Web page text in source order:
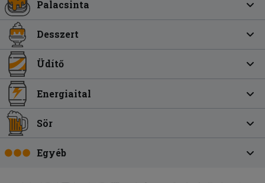
Palacsinta
Desszert
Üdítő
Energiaital
Sör
Egyéb